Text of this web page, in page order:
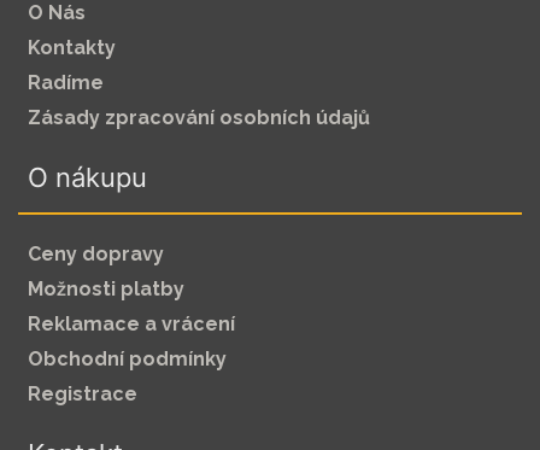
O Nás
Kontakty
Radíme
Zásady zpracování osobních údajů
O nákupu
Ceny dopravy
Možnosti platby
Reklamace a vrácení
Obchodní podmínky
Registrace